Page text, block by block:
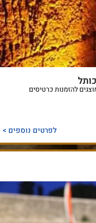
להזמנות כרטיסים
לפרטים נוספים >